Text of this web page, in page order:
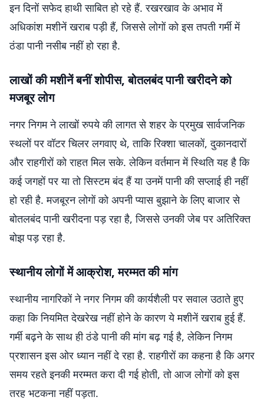
इन दिनों सफेद हाथी साबित हो रहे हैं. रखरखाव के अभाव में
अधिकांश मशीनें खराब पड़ी हैं, जिससे लोगों को इस तपती गर्मी में
ठंडा पानी नसीब नहीं हो रहा है.
लाखों की मशीनें बनीं शोपीस, बोतलबंद पानी खरीदने को
मजबूर लोग
नगर निगम ने लाखों रुपये की लागत से शहर के प्रमुख सार्वजनिक
स्थलों पर वॉटर चिलर लगवाए थे, ताकि रिक्शा चालकों, दुकानदारों
और राहगीरों को राहत मिल सके. लेकिन वर्तमान में स्थिति यह है कि
कई जगहों पर या तो सिस्टम बंद हैं या उनमें पानी की सप्लाई ही नहीं
हो रही है. मजबूरन लोगों को अपनी प्यास बुझाने के लिए बाजार से
बोतलबंद पानी खरीदना पड़ रहा है, जिससे उनकी जेब पर अतिरिक्त
बोझ पड़ रहा है.
स्थानीय लोगों में आक्रोश, मरम्मत की मांग
स्थानीय नागरिकों ने नगर निगम की कार्यशैली पर सवाल उठाते हुए
कहा कि नियमित देखरेख नहीं होने के कारण ये मशीनें खराब हुई हैं.
गर्मी बढ़ने के साथ ही ठंडे पानी की मांग बढ़ गई है, लेकिन निगम
प्रशासन इस ओर ध्यान नहीं दे रहा है. राहगीरों का कहना है कि अगर
समय रहते इनकी मरम्मत करा दी गई होती, तो आज लोगों को इस
तरह भटकना नहीं पड़ता.